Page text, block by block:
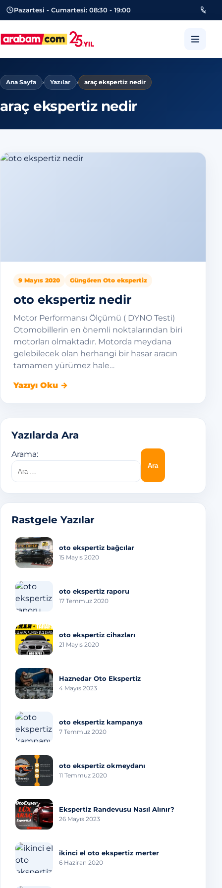
Pazartesi - Cumartesi: 08:30 - 19:00
arabam.com Güngören oto
Ana Sayfa › Yazılar › araç ekspertiz nedir
araç ekspertiz nedir
9 Mayıs 2020 Güngören Oto ekspertiz
oto ekspertiz nedir
Motor Performansı Ölçümü ( DYNO Testi)
Otomobillerin en önemli noktalarından biri
motorları olmaktadır. Motorda meydana
gelebilecek olan herhangi bir hasar aracın
tamamen yürümez hale…
Yazıyı Oku →
Yazılarda Ara
Arama:
Rastgele Yazılar
oto ekspertiz bağcılar
15 Mayıs 2020
oto ekspertiz raporu
17 Temmuz 2020
oto ekspertiz cihazları
21 Mayıs 2020
Haznedar Oto Ekspertiz
4 Mayıs 2023
oto ekspertiz kampanya
7 Temmuz 2020
oto ekspertiz okmeydanı
11 Temmuz 2020
Ekspertiz Randevusu Nasıl Alınır?
26 Mayıs 2023
ikinci el oto ekspertiz merter
6 Haziran 2020